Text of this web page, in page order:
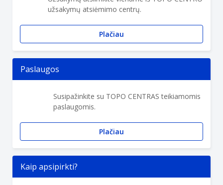
užsakymų atsiėmimo centrų.
Plačiau
Paslaugos
Susipažinkite su TOPO CENTRAS teikiamomis
paslaugomis.
Plačiau
Kaip apsipirkti?